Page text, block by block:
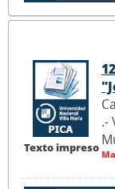
Texto impreso
.-